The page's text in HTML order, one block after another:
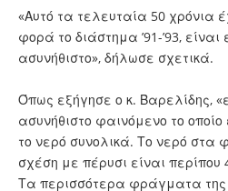
«Αυτό τα τελευταία 50 χρόνια
φορά το διάστημα ’91-’93, είναι
ασυνήθιστο», δήλωσε σχετικά.
Όπως εξήγησε ο κ. Βαρελίδης,
ασυνήθιστο φαινόμενο το οποίο
το νερό συνολικά. Το νερό
σχέση με πέρυσι είναι
Τα περισσότερα φράγματα της